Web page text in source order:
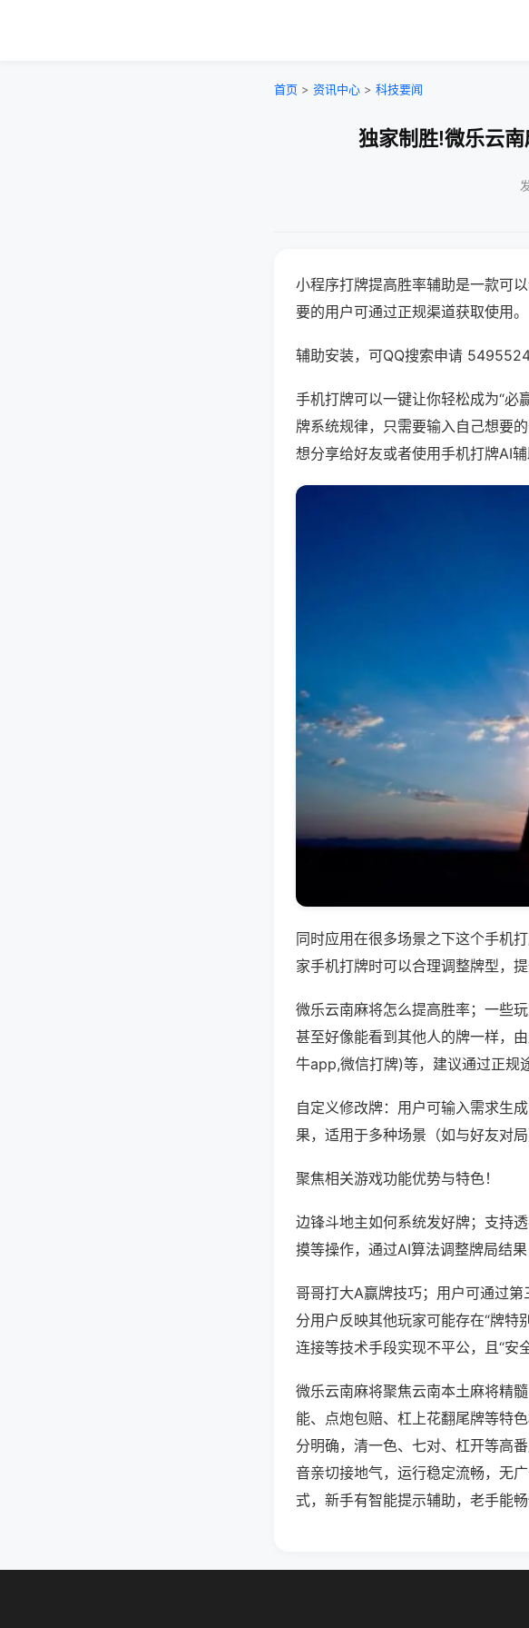
首页 > 资讯中心 > 科技要闻
独家制胜!微乐云
小程序打牌提高胜率辅助是一款可
要的用户可通过正规渠道获取使用。
辅助安装，可QQ搜索申请
手机打牌可以一键让你轻松成为“必
牌系统规律，只需要输入自己想要
想分享给好友或者使用手机打牌AI辅
同时应用在很多场景之下这个手机
家手机打牌时可以合理调整牌型，
微乐云南麻将怎么提高胜率；一些
甚至好像能看到其他人的牌一样，
牛app,微信打牌)等，建议通过正规
自定义修改牌：用户可输入需求生
果，适用于多种场景（如与好友对
聚焦相关游戏功能优势与特色！
边锋斗地主如何系统发好牌；支持
摸等操作，通过AI算法调整牌局结果
哥哥打大A赢牌技巧；用户可通过第
分用户反映其他玩家可能存在“牌特
连接等技术手段实现不平公，且“安
微乐云南麻将聚焦云南本土麻将精
能、点炮包赔、杠上花翻尾牌等特
分明确，清一色、七对、杠开等高
音亲切接地气，运行稳定流畅，无
式，新手有智能提示辅助，老手能